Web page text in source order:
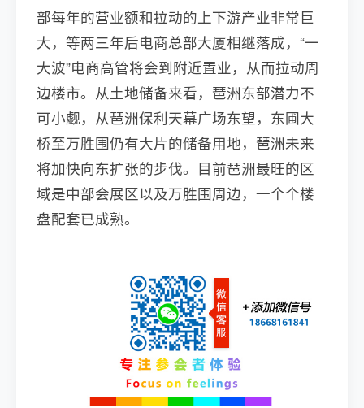
部每年的营业额和拉动的上下游产业非常巨
大，等两三年后电商总部大厦相继落成，“一
大波”电商高管将会到附近置业，从而拉动周
边楼市。从土地储备来看，琶洲东部潜力不
可小觑，从琶洲保利天幕广场东望，东圃大
桥至万胜围仍有大片的储备用地，琶洲未来
将加快向东扩张的步伐。目前琶洲最旺的区
域是中部会展区以及万胜围周边，一个个楼
盘配套已成熟。